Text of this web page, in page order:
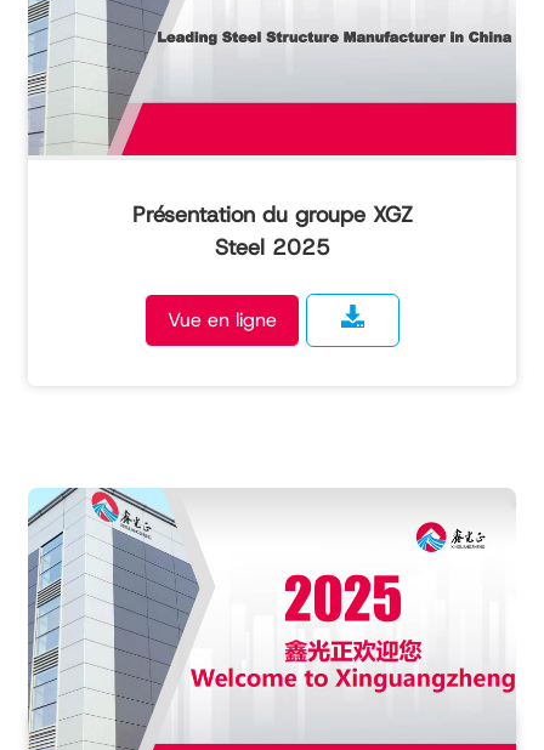
Présentation du groupe XGZ
Steel 2025
Vue en ligne